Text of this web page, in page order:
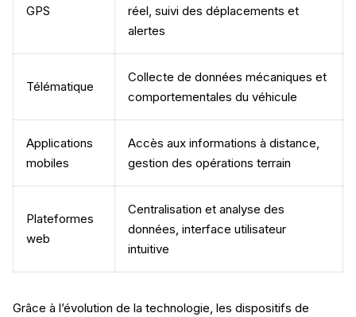
GPS
réel, suivi des déplacements et
alertes
Télématique
Collecte de données mécaniques et
comportementales du véhicule
Applications
mobiles
Accès aux informations à distance,
gestion des opérations terrain
Plateformes
web
Centralisation et analyse des
données, interface utilisateur
intuitive
Grâce à l’évolution de la technologie, les dispositifs de